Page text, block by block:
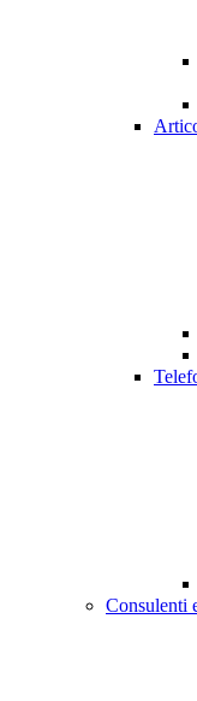
Consulenti